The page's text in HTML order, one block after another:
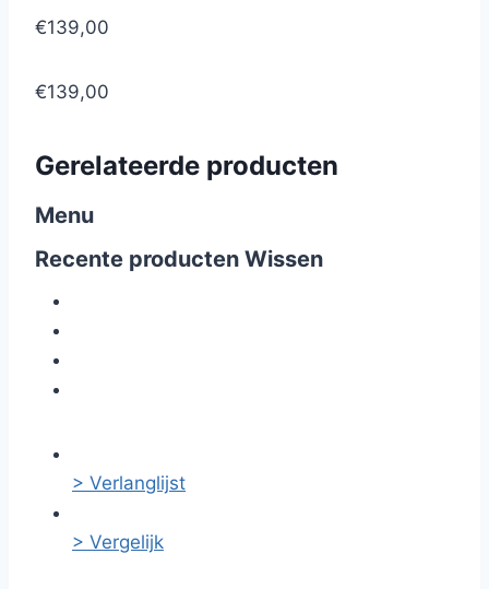
€139,00
€139,00
Gerelateerde producten
Menu
Recente producten Wissen
> Verlanglijst
> Vergelijk